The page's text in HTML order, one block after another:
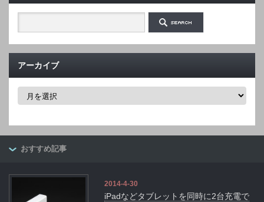
アーカイブ
ア
ブ
おすすめ記事
2014-4-30
iPadなどタブレットを同時に2台充電で